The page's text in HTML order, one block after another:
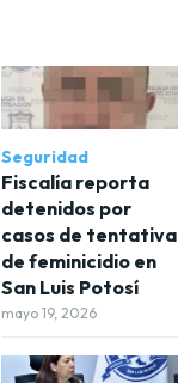
Seguridad
Fiscalía reporta
detenidos por
casos de tentativa
de feminicidio en
San Luis Potosí
mayo 19, 2026